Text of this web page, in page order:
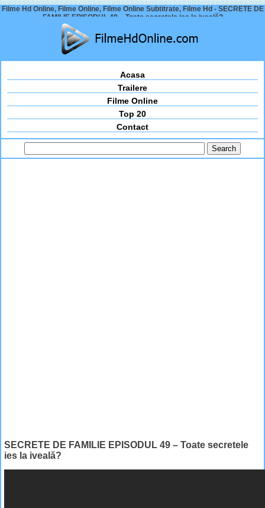
Filme Hd Online, Filme Online, Filme Online Subtitrate, Filme Hd - SECRETE DE
FAMILIE EPISODUL 49 – Toate secretele ies la iveală?
Acasa
Trailere
Filme Online
Top 20
Contact
SECRETE DE FAMILIE EPISODUL 49 – Toate secretele
ies la iveală?